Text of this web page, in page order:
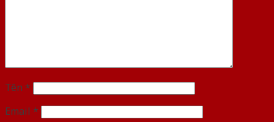
Tên *
Email *